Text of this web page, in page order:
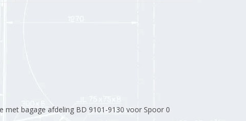
met bagage afdeling BD 9101-9130 voor Spoor 0